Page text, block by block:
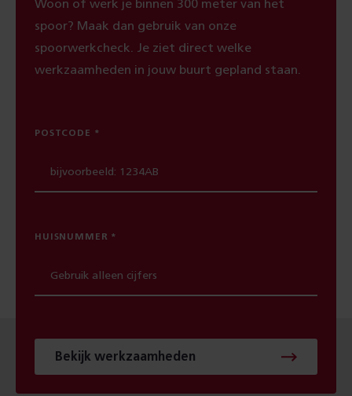
Woon of werk je binnen 300 meter van het
spoor? Maak dan gebruik van onze
spoorwerkcheck. Je ziet direct welke
werkzaamheden in jouw buurt gepland staan.
POSTCODE
HUISNUMMER
Bekijk werkzaamheden